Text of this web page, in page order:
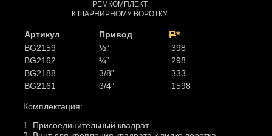
РЕМКОМПЛЕКТ
К ШАРНИРНОМУ ВОРОТКУ
Артикул Привод Р*
BG2159 ½”
398
BG2162
¼”
298
BG2188
3/8”
333
BG2161
3/4” 1598
Комплектация:
1. Присоединительный квадрат